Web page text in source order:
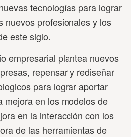
tecnologías para lograr
nuevos profesionales y los
este siglo.
empresarial plantea nuevos
repensar y rediseñar
para lograr aportar
mejora en los modelos de
en la interacción con los
de las herramientas de